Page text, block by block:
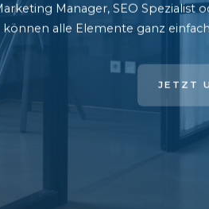
Manager, SEO Spezialist
können alle Elemente ganz
JETZT